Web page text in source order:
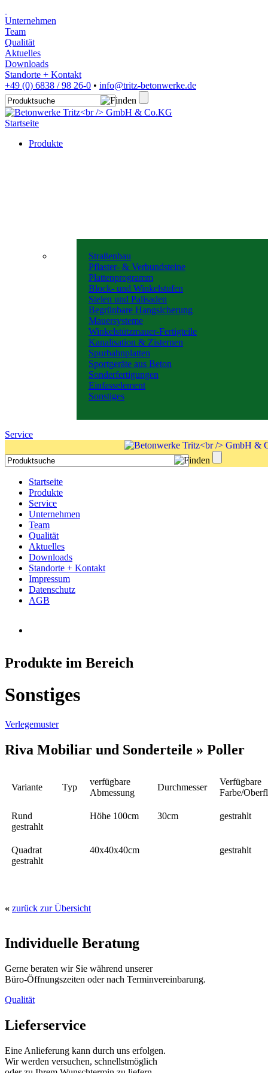
Unternehmen
Team
Qualität
Aktuelles
Downloads
Standorte + Kontakt
+49 (0) 6838 / 98 26-0 • info@tritz-betonwerke.de
Startseite
Produkte
Straßenbau
Pflaster- & Verbundsteine
Plattenprogramm
Block- und Winkelstufen
Stelen und Palisaden
Begrünbare Hangsicherung
Mauersysteme
Winkelstützmauer-Fertigteile
Kanalisation & Zisternen
Spurbahnplatten
Sportgeräte aus Beton
Sonderfertigungen
Einfasselement
Sonstiges
Service
Startseite
Produkte
Service
Unternehmen
Team
Qualität
Aktuelles
Downloads
Standorte + Kontakt
Impressum
Datenschutz
AGB
Produkte im Bereich
Sonstiges
Verlegemuster
Riva Mobiliar und Sonderteile » Poller
Variante Typ
verfügbare
Abmessung
Durchmesser
Verfügbare
Farbe/
Rund
gestrahlt
Höhe 100cm 30cm gestrahlt
Quadrat
gestrahlt
40x40x40cm gestrahlt
« zurück zur Übersicht
Individuelle Beratung
Gerne beraten wir Sie während unserer
Büro-Öffnungszeiten oder nach Terminvereinbarung.
Qualität
Lieferservice
Eine Anlieferung kann durch uns erfolgen.
Wir werden versuchen, schnellstmöglich